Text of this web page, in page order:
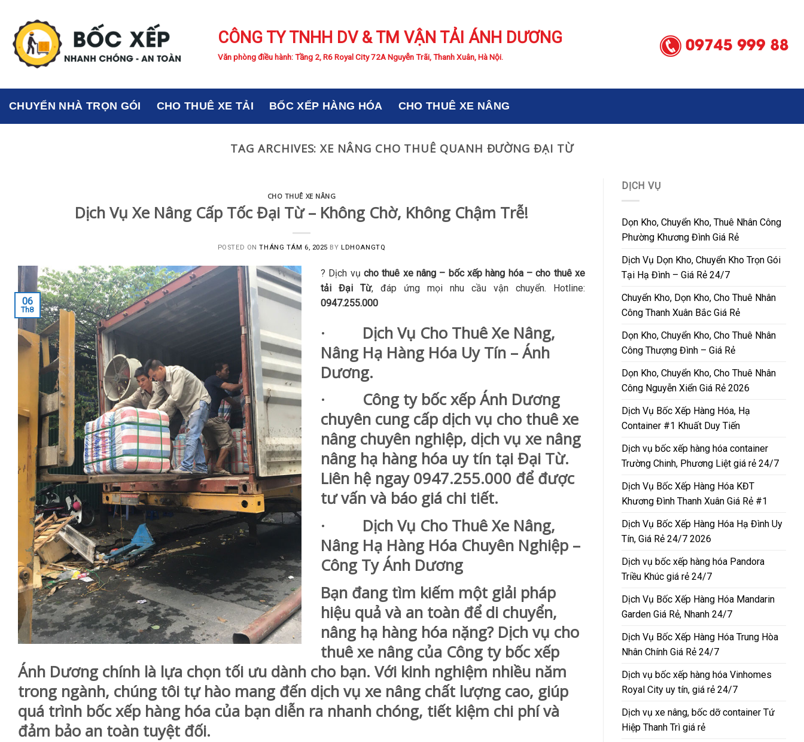
content
CÔNG TY TNHH DV & TM VẬN TẢI ÁNH DƯƠNG
Văn phòng điều hành: Tầng 2, R6 Royal City 72A Nguyễn Trãi, Thanh Xuân, Hà Nội.
CHUYỂN NHÀ TRỌN GÓI CHO THUÊ XE TẢI BỐC XẾP HÀNG HÓA CHO THUÊ XE NÂNG
TAG ARCHIVES:XE NÂNG CHO THUÊ QUANH ĐƯỜNG ĐẠI TỪ
CHO THUÊ XE NÂNG
Dịch Vụ Xe Nâng Cấp Tốc Đại Từ – Không Chờ, Không Chậm Trễ!
POSTED ONTHÁNG TÁM 6, 2025 BYLDHOANGTQ
06
Th8
? Dịch vụ cho thuê xe nâng – bốc xếp hàng hóa – cho thuê xe
tải Đại Từ, đáp ứng mọi nhu cầu vận chuyển. Hotline:
0947.255.000
· Dịch Vụ Cho Thuê Xe Nâng,
Nâng Hạ Hàng Hóa Uy Tín – Ánh
Dương.
· Công ty bốc xếp Ánh Dương
chuyên cung cấp dịch vụ cho thuê xe
nâng chuyên nghiệp, dịch vụ xe nâng
nâng hạ hàng hóa uy tín tại Đại Từ.
Liên hệ ngay 0947.255.000 để được
tư vấn và báo giá chi tiết.
· Dịch Vụ Cho Thuê Xe Nâng,
Nâng Hạ Hàng Hóa Chuyên Nghiệp –
Công Ty Ánh Dương
Bạn đang tìm kiếm một giải pháp
hiệu quả và an toàn để di chuyển,
nâng hạ hàng hóa nặng? Dịch vụ cho
thuê xe nâng của Công ty bốc xếp
Ánh Dương chính là lựa chọn tối ưu dành cho bạn. Với kinh nghiệm nhiều năm
trong ngành, chúng tôi tự hào mang đến dịch vụ xe nâng chất lượng cao, giúp
quá trình bốc xếp hàng hóa của bạn diễn ra nhanh chóng, tiết kiệm chi phí và
đảm bảo an toàn tuyệt đối.
DỊCH VỤ
Dọn Kho, Chuyển Kho, Thuê Nhân Công
Phường Khương Đình Giá Rẻ
Dịch Vụ Dọn Kho, Chuyển Kho Trọn Gói
Tại Hạ Đình – Giá Rẻ 24/7
Chuyển Kho, Dọn Kho, Cho Thuê Nhân
Công Thanh Xuân Bắc Giá Rẻ
Dọn Kho, Chuyển Kho, Cho Thuê Nhân
Công Thượng Đình – Giá Rẻ
Dọn Kho, Chuyển Kho, Cho Thuê Nhân
Công Nguyễn Xiển Giá Rẻ 2026
Dịch Vụ Bốc Xếp Hàng Hóa, Hạ
Container #1 Khuất Duy Tiến
Dịch vụ bốc xếp hàng hóa container
Trường Chinh, Phương Liệt giá rẻ 24/7
Dịch Vụ Bốc Xếp Hàng Hóa KĐT
Khương Đình Thanh Xuân Giá Rẻ #1
Dịch Vụ Bốc Xếp Hàng Hóa Hạ Đình Uy
Tín, Giá Rẻ 24/7 2026
Dịch vụ bốc xếp hàng hóa Pandora
Triều Khúc giá rẻ 24/7
Dịch Vụ Bốc Xếp Hàng Hóa Mandarin
Garden Giá Rẻ, Nhanh 24/7
Dịch Vụ Bốc Xếp Hàng Hóa Trung Hòa
Nhân Chính Giá Rẻ 24/7
Dịch vụ bốc xếp hàng hóa Vinhomes
Royal City uy tín, giá rẻ 24/7
Dịch vụ xe nâng, bốc dỡ container Tứ
Hiệp Thanh Trì giá rẻ